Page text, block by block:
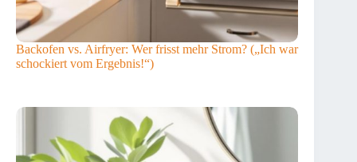
Backofen vs. Airfryer: Wer frisst mehr Strom? („Ich war
schockiert vom Ergebnis!“)